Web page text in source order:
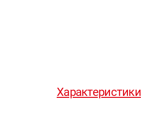
Характеристики